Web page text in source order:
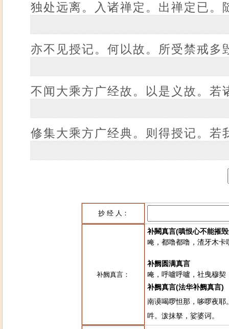
独处远离。入诸禅定。出禅定已
亦不见授记。何以故。所受禁戒多
不闻大乘方广经故。以是义故。
修集大乘方广经典。则得授记。
抄 经 人：
补阙真言：
补闕真言(嗔恨心不能摧
唵，都噜都噜，渣牙木卡
补阙圆满真言
唵，呼嚧呼嚧，社曳穆契
补阙真言(法华补阙真言)
南谟喝啰怛那，哆啰夜
吽。泼抹拏，娑婆诃。